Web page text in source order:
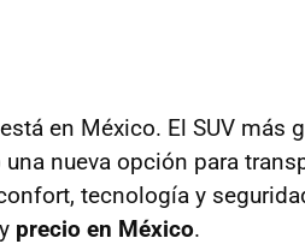
en México. El SUV más
nueva opción para
tecnología y
precio en México.